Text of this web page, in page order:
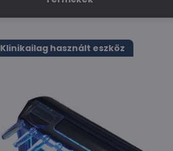
Klinikailag használt eszköz